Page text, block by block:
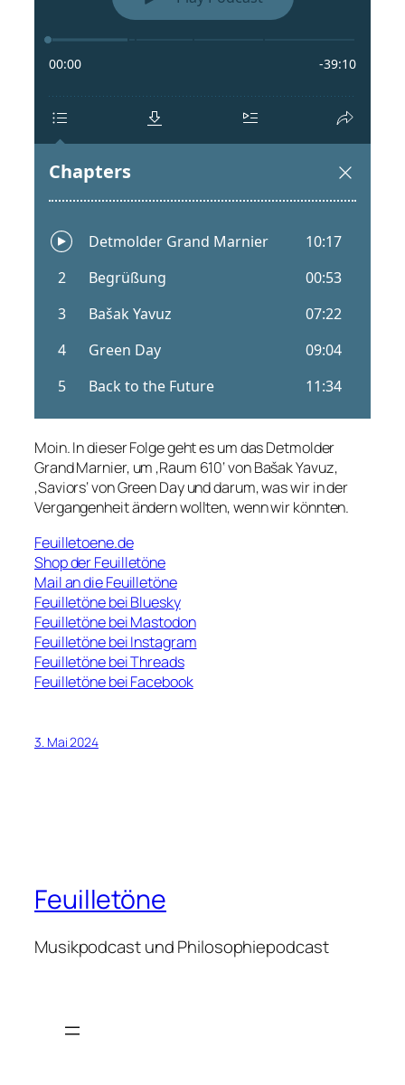
Moin. In dieser Folge geht es um das Detmolder
Grand Marnier, um ‚Raum 610‘ von Bašak Yavuz,
‚Saviors‘ von Green Day und darum, was wir in der
Vergangenheit ändern wollten, wenn wir könnten.
Feuilletoene.de
Shop der Feuilletöne
Mail an die Feuilletöne
Feuilletöne bei Bluesky
Feuilletöne bei Mastodon
Feuilletöne bei Instagram
Feuilletöne bei Threads
Feuilletöne bei Facebook
3. Mai 2024
Feuilletöne
Musikpodcast und Philosophiepodcast